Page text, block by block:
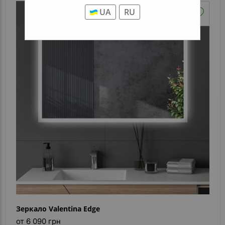
UA RU
Зеркало Valentina Edge
от 6 090 грн